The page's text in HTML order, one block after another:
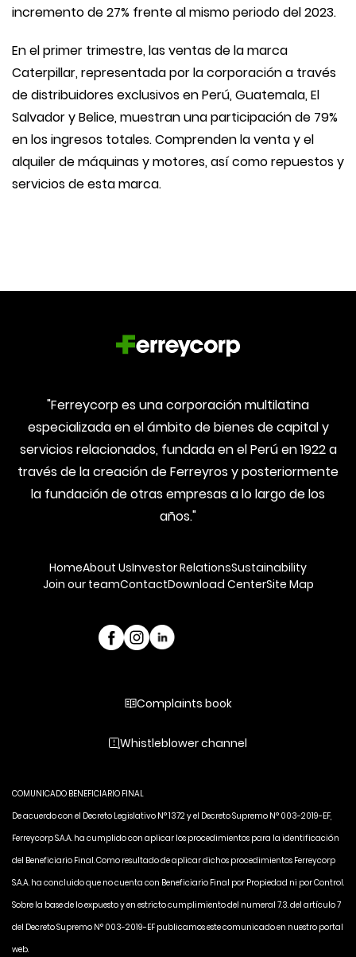
incremento de 27% frente al mismo periodo del 2023.
En el primer trimestre, las ventas de la marca
Caterpillar, representada por la corporación a través
de distribuidores exclusivos en Perú, Guatemala, El
Salvador y Belice, muestran una participación de 79%
en los ingresos totales. Comprenden la venta y el
alquiler de máquinas y motores, así como repuestos y
servicios de esta marca.
"Ferreycorp es una corporación multilatina
especializada en el ámbito de bienes de capital y
servicios relacionados, fundada en el Perú en 1922 a
través de la creación de Ferreyros y posteriormente
la fundación de otras empresas a lo largo de los
años."
HomeAbout UsInvestor RelationsSustainability
Join our teamContactDownload CenterSite Map
Complaints book
Whistleblower channel
COMUNICADO BENEFICIARIO FINAL
De acuerdo con el Decreto Legislativo N° 1372 y el Decreto Supremo N° 003-2019-EF,
Ferreycorp S.A.A. ha cumplido con aplicar los procedimientos para la identificación
del Beneficiario Final. Como resultado de aplicar dichos procedimientos Ferreycorp
S.A.A. ha concluido que no cuenta con Beneficiario Final por Propiedad ni por Control.
Sobre la base de lo expuesto y en estricto cumplimiento del numeral 7.3. del artículo 7
del Decreto Supremo N° 003-2019-EF publicamos este comunicado en nuestro portal
web.